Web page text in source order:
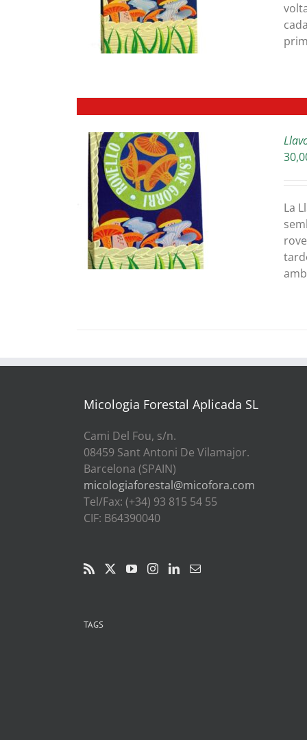
La
Micologia Forestal Aplicada SL
Cami Del Fou, s/n.
08459 Sant Antoni De Vilamajor.
Barcelona (SPAIN)
micologiaforestal@micofora.com
Tel/Fax: (+34) 93 815 54 55
CIF: B64390040
TAGS